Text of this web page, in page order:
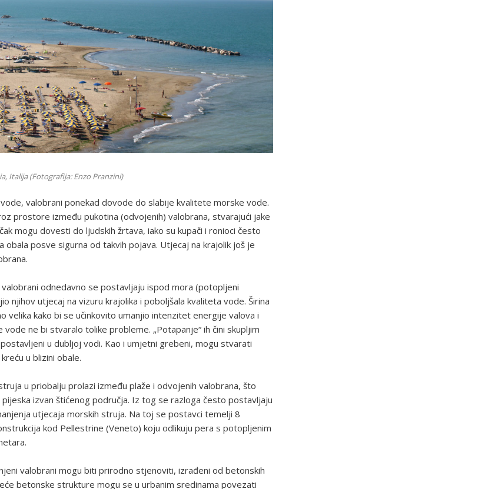
Italija (Fotografija: Enzo Pranzini)
valobrani ponekad dovode do slabije kvalitete morske vode.
prostore između pukotina (odvojenih) valobrana, stvarajući jake
mogu dovesti do ljudskih žrtava, iako su kupači i ronioci često
obala posve sigurna od takvih pojava. Utjecaj na krajolik još je
odnedavno se postavljaju ispod mora (potopljeni
njihov utjecaj na vizuru krajolika i poboljšala kvaliteta vode. Širina
velika kako bi se učinkovito umanjio intenzitet energije valova i
vode ne bi stvaralo tolike probleme. „Potapanje“ ih čini skupljim
u dubljoj vodi. Kao i umjetni grebeni, mogu stvarati
u blizini obale.
u priobalju prolazi između plaže i odvojenih valobrana, što
izvan štićenog područja. Iz tog se razloga često postavljaju
utjecaja morskih struja. Na toj se postavci temelji 8
kod Pellestrine (Veneto) koju odlikuju pera s potopljenim
valobrani mogu biti prirodno stjenoviti, izrađeni od betonskih
betonske strukture mogu se u urbanim sredinama povezati